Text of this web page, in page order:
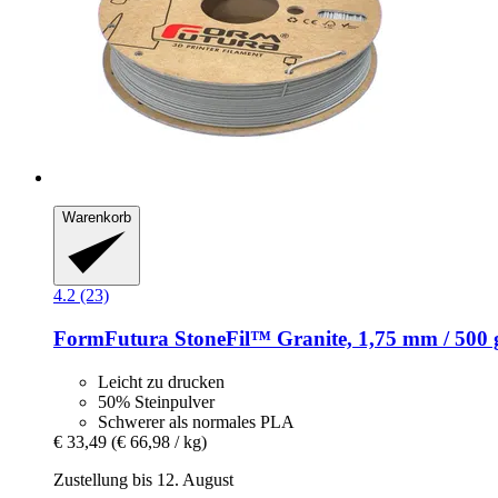
Warenkorb
4.2 (23)
FormFutura StoneFil™ Granite, 1,75 mm / 500
Leicht zu drucken
50% Steinpulver
Schwerer als normales PLA
€ 33,49 (€ 66,98 / kg)
Zustellung bis 12. August